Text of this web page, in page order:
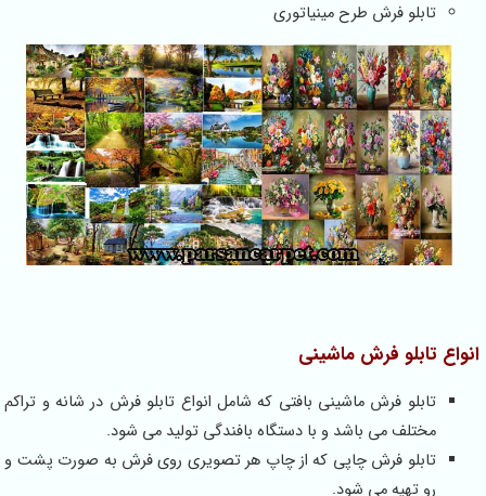
تابلو فرش طرح مینیاتوری
انواع تابلو فرش ماشینی
تابلو فرش ماشینی بافتی که شامل انواع تابلو فرش در شانه و تراکم
مختلف می باشد و با دستگاه بافندگی تولید می شود.
تابلو فرش چاپی که از چاپ هر تصویری روی فرش به صورت پشت و
رو تهیه می شود.